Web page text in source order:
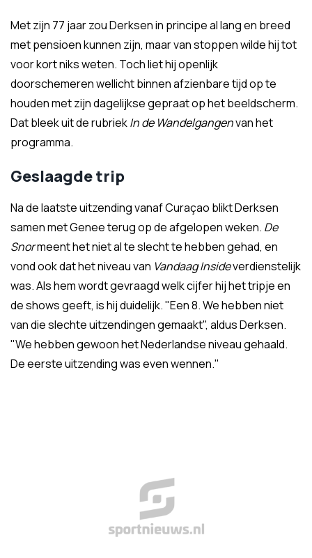
Met zijn 77 jaar zou Derksen in principe al lang en breed
met pensioen kunnen zijn, maar van stoppen wilde hij tot
voor kort niks weten. Toch liet hij openlijk
doorschemeren wellicht binnen afzienbare tijd op te
houden met zijn dagelijkse gepraat op het beeldscherm.
Dat bleek uit de rubriekIn de Wandelgangenvan het
programma.
Geslaagde trip
Na de laatste uitzending vanaf Curaçao blikt Derksen
samen met Genee terug op de afgelopen weken. De
Snormeent het niet al te slecht te hebben gehad, en
vond ook dat het niveau van Vandaag Insideverdienstelijk
was. Als hem wordt gevraagd welk cijfer hij het tripje en
de shows geeft, is hij duidelijk. "Een 8. We hebben niet
van die slechte uitzendingen gemaakt", aldus Derksen.
"We hebben gewoon het Nederlandse niveau gehaald.
De eerste uitzending was even wennen."